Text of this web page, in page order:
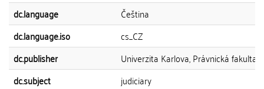
dc.language
Čeština
dc.language.iso
cs_CZ
dc.publisher
Univerzita Karlova, Právnická fakulta
dc.subject
judiciary